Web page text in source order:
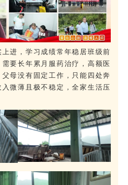
进，学习成绩常年稳居班级前
要长年累月服药治疗，高额医
母没有固定工作，只能四处奔
微薄且极不稳定，全家生活压